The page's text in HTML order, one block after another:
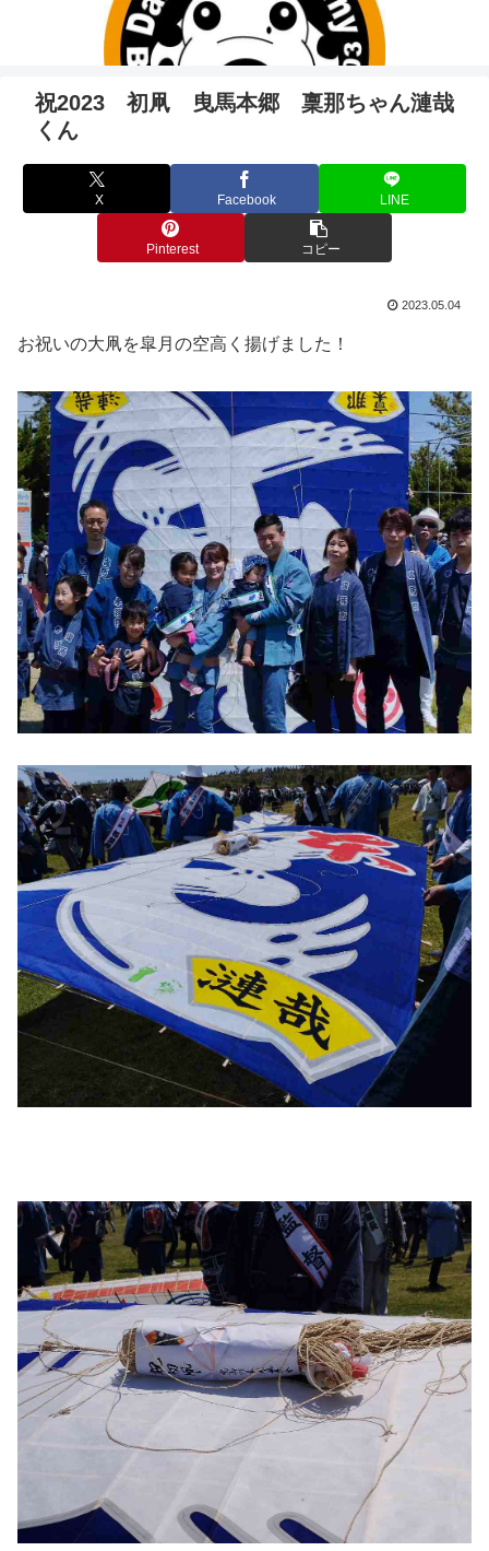
祝2023 初凧 曳馬本郷 稟那ちゃん漣哉
くん
X Facebook LINE
Pinterest コピー
2023.05.04
お祝いの大凧を皐月の空高く揚げました！